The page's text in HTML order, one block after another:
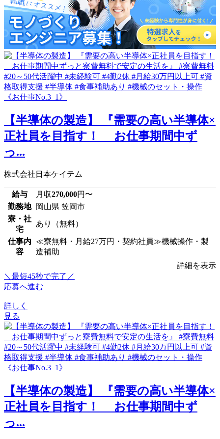
【半導体の製造】 『需要の高い半導体×
正社員を目指す！ お仕事期間中ず
っ...
株式会社日本ケイテム
給与 月収270,000円〜
勤務地
岡山県 笠岡市
寮・社
宅
あり（無料）
仕事内
容
≪寮無料・月給27万円・契約社員≫機械操作・製
造補助
詳細を表示
＼最短45秒で完了／
応募へ進む
詳しく
見る
【半導体の製造】 『需要の高い半導体×
正社員を目指す！ お仕事期間中ず
っ...